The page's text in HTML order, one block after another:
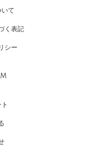
て
く表記
シー